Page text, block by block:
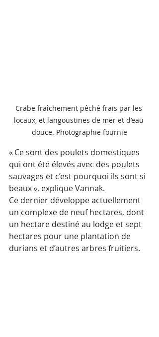
Crabe fraîchement pêché frais par les
locaux, et langoustines de mer et d’eau
douce. Photographie fournie
« Ce sont des poulets domestiques
qui ont été élevés avec des poulets
sauvages et c’est pourquoi ils sont si
beaux », explique Vannak.
Ce dernier développe actuellement
un complexe de neuf hectares, dont
un hectare destiné au lodge et sept
hectares pour une plantation de
durians et d’autres arbres fruitiers.